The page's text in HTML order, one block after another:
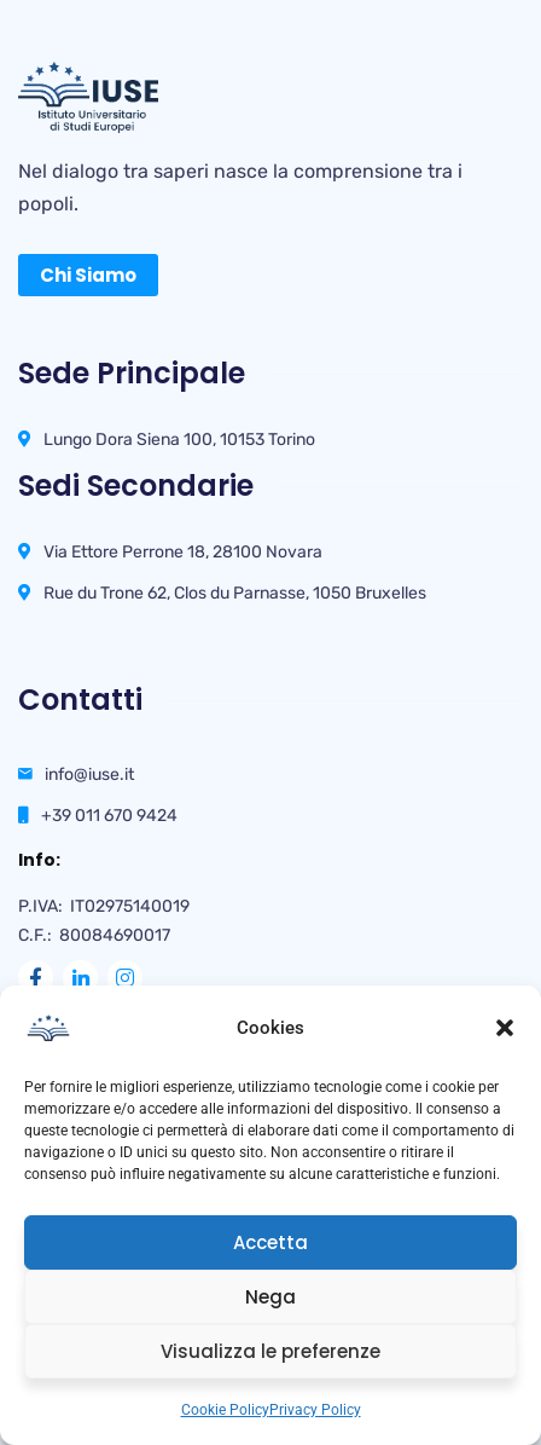
Cookies
Per fornire le migliori esperienze, utilizziamo tecnologie come i cookie per
memorizzare e/o accedere alle informazioni del dispositivo. Il consenso a
queste tecnologie ci permetterà di elaborare dati come il comportamento di
navigazione o ID unici su questo sito. Non acconsentire o ritirare il
consenso può influire negativamente su alcune caratteristiche e funzioni.
Accetta
Nega
Visualizza le preferenze
Cookie PolicyPrivacy Policy
Nel dialogo tra saperi nasce la comprensione tra i
popoli.
Chi Siamo
Sede Principale
Lungo Dora Siena 100, 10153 Torino
Sedi Secondarie
Via Ettore Perrone 18, 28100 Novara
Rue du Trone 62, Clos du Parnasse, 1050 Bruxelles
Contatti
info@iuse.it
+39 011 670 9424
Info:
P.IVA: IT02975140019
C.F.: 80084690017
Naviga
Privacy Policy